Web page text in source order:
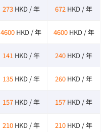
273 HKD / 年 672 HKD / 年
4600 HKD / 年 4600 HKD / 年
141 HKD / 年 240 HKD / 年
135 HKD / 年 260 HKD / 年
157 HKD / 年 157 HKD / 年
210 HKD / 年 210 HKD / 年